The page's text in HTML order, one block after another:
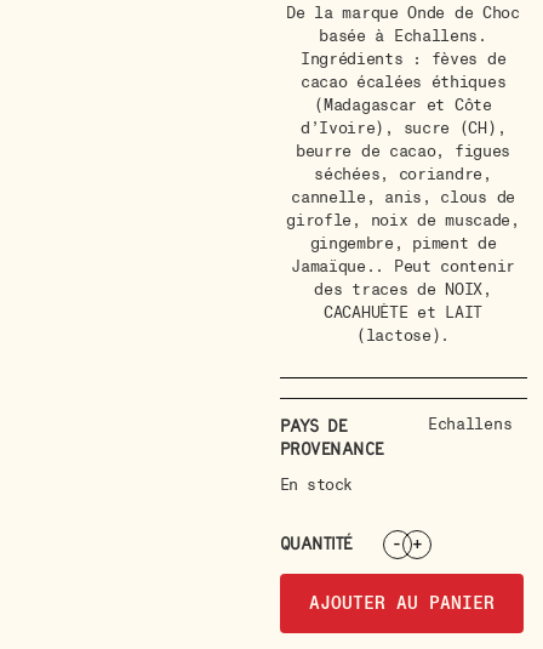
De la marque Onde de Choc
basée à Echallens.
Ingrédients : fèves de
cacao écalées éthiques
(Madagascar et Côte
d’Ivoire), sucre (CH),
beurre de cacao, figues
séchées, coriandre,
cannelle, anis, clous de
girofle, noix de muscade,
gingembre, piment de
Jamaïque.. Peut contenir
des traces de NOIX,
CACAHUÈTE et LAIT
(lactose).
Pays de
provenance
Echallens
En stock
QUANTITÉ - +
AJOUTER AU PANIER